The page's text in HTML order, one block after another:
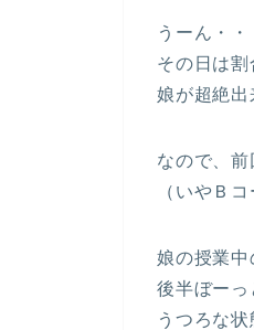
うーん・・
その日は
娘が超絶出
なので、
（いやＢ
娘の授業中
後半ぼーっ
うつろな状